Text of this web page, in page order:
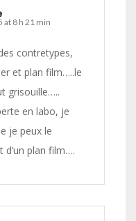
at 8 h 21 min
contretypes,
et plan film…..le
grisouille…..
en labo, je
je peux le
d’un plan film….